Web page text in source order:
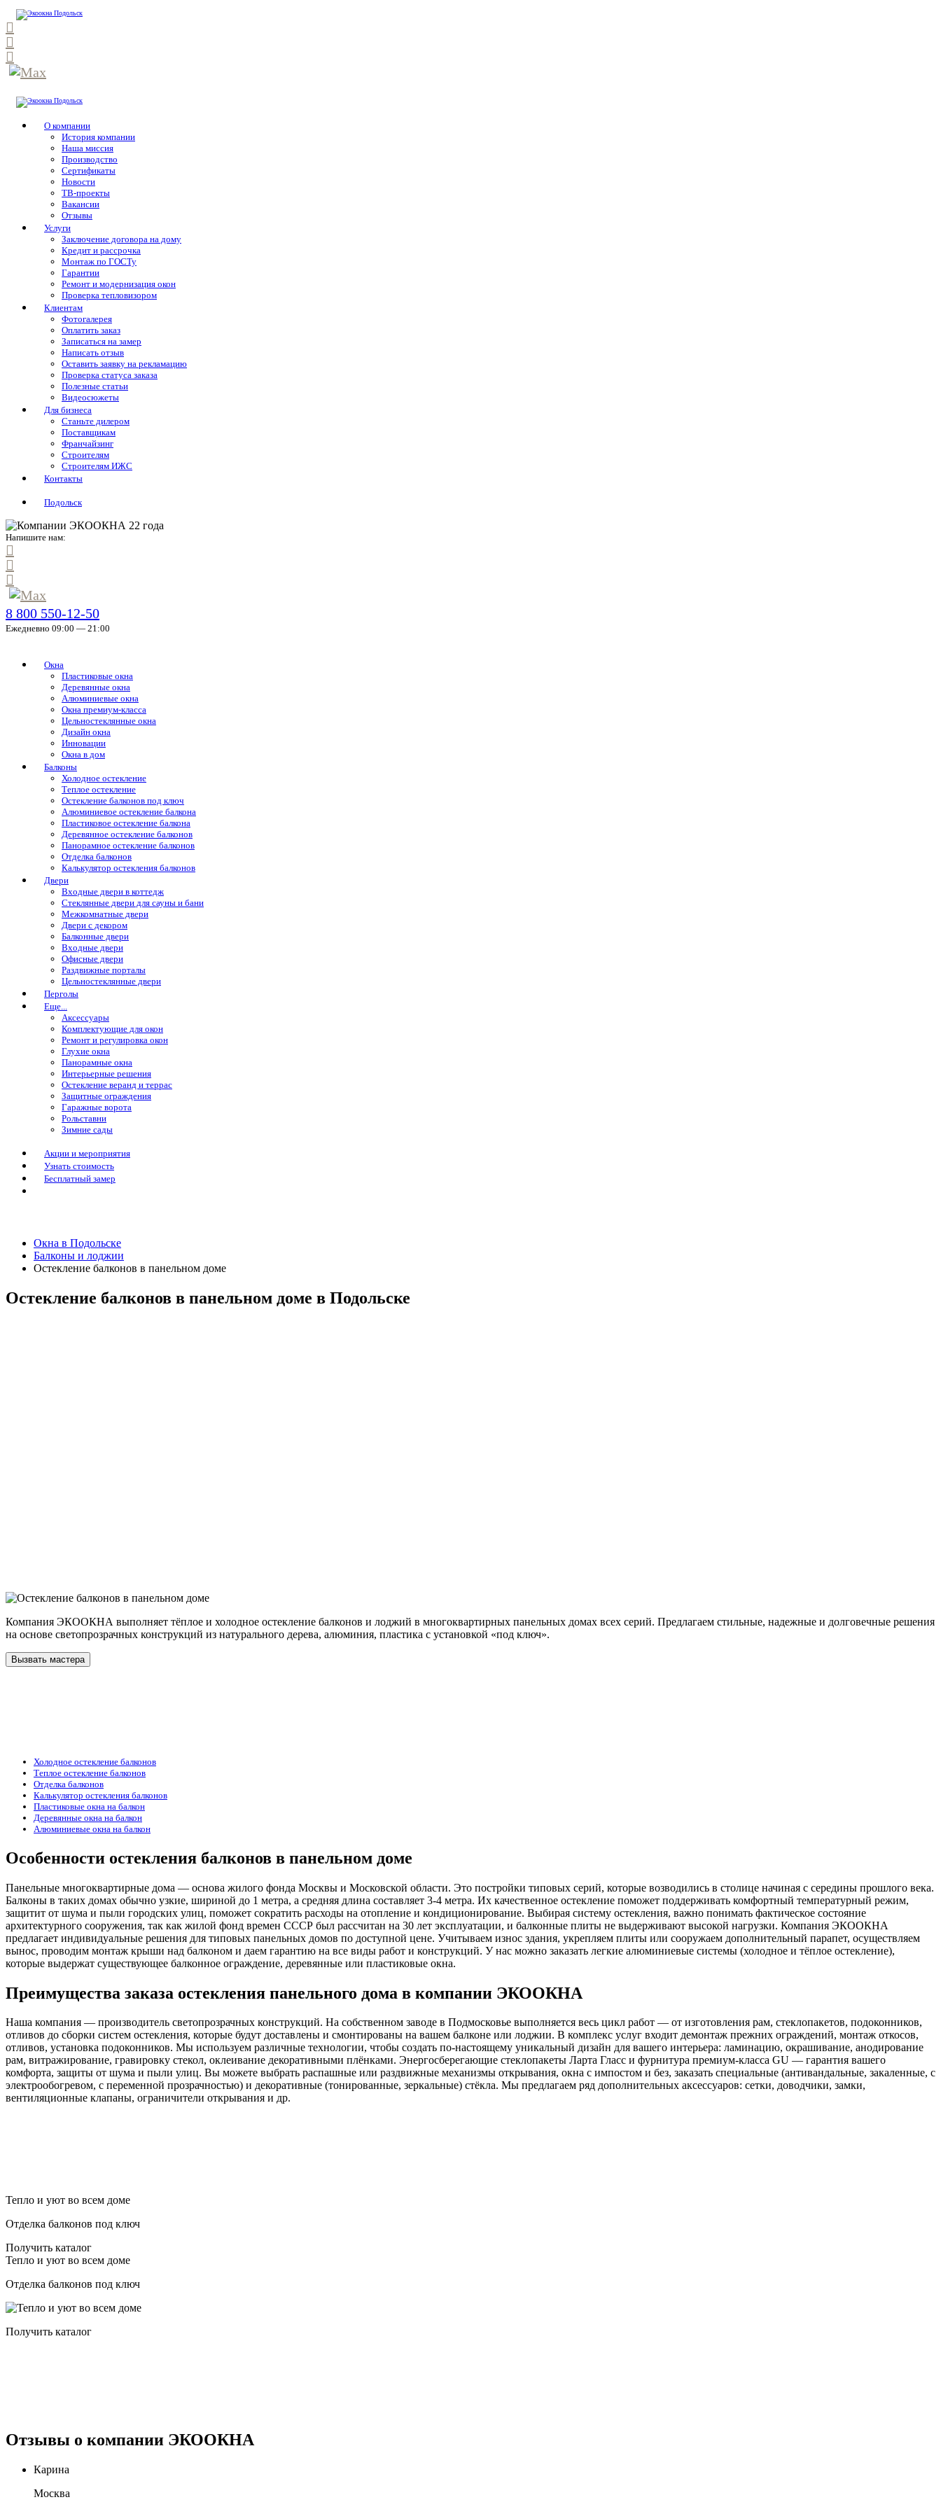
О компании
История компании
Наша миссия
Производство
Сертификаты
Новости
ТВ-проекты
Вакансии
Отзывы
Услуги
Заключение договора на дому
Кредит и рассрочка
Монтаж по ГОСТу
Гарантии
Ремонт и модернизация окон
Проверка тепловизором
Клиентам
Фотогалерея
Оплатить заказ
Записаться на замер
Написать отзыв
Оставить заявку на рекламацию
Проверка статуса заказа
Полезные статьи
Видеосюжеты
Для бизнеса
Станьте дилером
Поставщикам
Франчайзинг
Строителям
Строителям ИЖС
Контакты
Подольск
Напишите нам:
8 800 550-12-50
Ежедневно 09:00 — 21:00
Окна
Пластиковые окна
Деревянные окна
Алюминиевые окна
Окна премиум-класса
Цельностеклянные окна
Дизайн окна
Инновации
Окна в дом
Балконы
Холодное остекление
Теплое остекление
Остекление балконов под ключ
Алюминиевое остекление балкона
Пластиковое остекление балкона
Деревянное остекление балконов
Панорамное остекление балконов
Отделка балконов
Калькулятор остекления балконов
Двери
Входные двери в коттедж
Стеклянные двери для сауны и бани
Межкомнатные двери
Двери с декором
Балконные двери
Входные двери
Офисные двери
Раздвижные порталы
Цельностеклянные двери
Перголы
Еще...
Аксессуары
Комплектующие для окон
Ремонт и регулировка окон
Глухие окна
Панорамные окна
Интерьерные решения
Остекление веранд и террас
Защитные ограждения
Гаражные ворота
Рольставни
Зимние сады
Акции и мероприятия
Узнать стоимость
Бесплатный замер
Окна в Подольске
Балконы и лоджии
Остекление балконов в панельном доме
Остекление балконов в панельном доме в Подольске
Компания ЭКООКНА выполняет тёплое и холодное остекление балконов и лоджий в многоквартирных панельных домах всех серий. Предлагаем стильные, надежные и долговечные решения
на основе светопрозрачных конструкций из натурального дерева, алюминия, пластика с установкой «под ключ».
Вызвать мастера
Холодное остекление балконов
Теплое остекление балконов
Отделка балконов
Калькулятор остекления балконов
Пластиковые окна на балкон
Деревянные окна на балкон
Алюминиевые окна на балкон
Особенности остекления балконов в панельном доме
Панельные многоквартирные дома — основа жилого фонда Москвы и Московской области. Это постройки типовых серий, которые возводились в столице начиная с середины прошлого века.
Балконы в таких домах обычно узкие, шириной до 1 метра, а средняя длина составляет 3-4 метра. Их качественное остекление поможет поддерживать комфортный температурный режим,
защитит от шума и пыли городских улиц, поможет сократить расходы на отопление и кондиционирование. Выбирая систему остекления, важно понимать фактическое состояние
архитектурного сооружения, так как жилой фонд времен СССР был рассчитан на 30 лет эксплуатации, и балконные плиты не выдерживают высокой нагрузки. Компания ЭКООКНА
предлагает индивидуальные решения для типовых панельных домов по доступной цене. Учитываем износ здания, укрепляем плиты или сооружаем дополнительный парапет, осуществляем
вынос, проводим монтаж крыши над балконом и даем гарантию на все виды работ и конструкций. У нас можно заказать легкие алюминиевые системы (холодное и тёплое остекление),
которые выдержат существующее балконное ограждение, деревянные или пластиковые окна.
Преимущества заказа остекления панельного дома в компании ЭКООКНА
Наша компания — производитель светопрозрачных конструкций. На собственном заводе в Подмосковье выполняется весь цикл работ — от изготовления рам, стеклопакетов, подоконников,
отливов до сборки систем остекления, которые будут доставлены и смонтированы на вашем балконе или лоджии. В комплекс услуг входит демонтаж прежних ограждений, монтаж откосов,
отливов, установка подоконников. Мы используем различные технологии, чтобы создать по-настоящему уникальный дизайн для вашего интерьера: ламинацию, окрашивание, анодирование
рам, витражирование, гравировку стекол, оклеивание декоративными плёнками. Энергосберегающие стеклопакеты Ларта Гласс и фурнитура премиум-класса GU — гарантия вашего
комфорта, защиты от шума и пыли улиц. Вы можете выбрать распашные или раздвижные механизмы открывания, окна с импостом и без, заказать специальные (антивандальные, закаленные, с
электрообогревом, с переменной прозрачностью) и декоративные (тонированные, зеркальные) стёкла. Мы предлагаем ряд дополнительных аксессуаров: сетки, доводчики, замки,
вентиляционные клапаны, ограничители открывания и др.
Тепло и уют во всем доме
Отделка балконов под ключ
Получить каталог
Тепло и уют во всем доме
Отделка балконов под ключ
Получить каталог
Отзывы о компании ЭКООКНА
Карина
Москва